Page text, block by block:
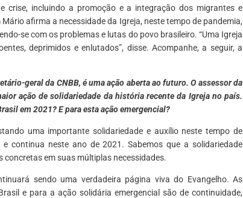
crise, incluindo a promoção e a integração dos migrantes e
afirma a necessidade da Igreja, neste tempo de pandemia,
se com os problemas e lutas do povo brasileiro. “Uma Igreja
deprimidos e enlutados”, disse. Acompanhe, a seguir, a
geral da CNBB, é uma ação aberta ao futuro. O assessor da
ação de solidariedade da história recente da Igreja no país.
em 2021? E para esta ação emergencial?
uma importante solidariedade e auxílio neste tempo de
continua neste ano de 2021. Sabemos que a solidariedade
concretas em suas múltiplas necessidades.
sendo uma verdadeira página viva do Evangelho. As
e para a ação solidária emergencial são de continuidade,